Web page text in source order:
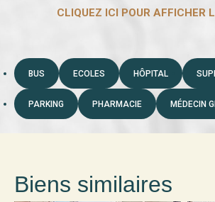
BUS ECOLES HÔPITAL
PARKING PHARMACIE MÉDECIN
Biens similaires